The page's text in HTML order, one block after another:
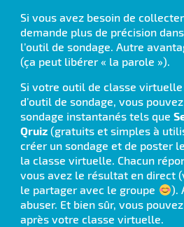
Si vous avez besoin de
demande plus de précision
l’outil de sondage. Autre
(ça peut libérer « la parole »).
Si votre outil de classe virtuelle
d’outil de sondage, vous
sondage instantanés tels que
Qruiz (gratuits et simples à
créer un sondage et de poster
la classe virtuelle. Chacun
vous avez le résultat en direct
le partager avec le groupe
).
abuser. Et bien sûr, vous
après votre classe virtuelle.